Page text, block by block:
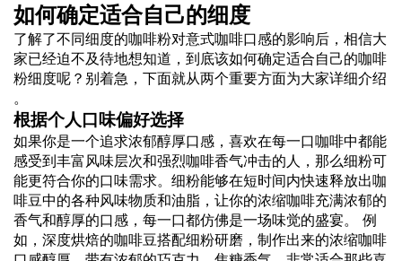
如何确定适合自己的细度
了解了不同细度的咖啡粉对意式咖啡口感的影响后，相信大
家已经迫不及待地想知道，到底该如何确定适合自己的咖啡
粉细度呢？别着急，下面就从两个重要方面为大家详细介绍
。
根据个人口味偏好选择
如果你是一个追求浓郁醇厚口感，喜欢在每一口咖啡中都能
感受到丰富风味层次和强烈咖啡香气冲击的人，那么细粉可
能更符合你的口味需求。细粉能够在短时间内快速释放出咖
啡豆中的各种风味物质和油脂，让你的浓缩咖啡充满浓郁的
香气和醇厚的口感，每一口都仿佛是一场味觉的盛宴。 例
如，深度烘焙的咖啡豆搭配细粉研磨，制作出来的浓缩咖啡